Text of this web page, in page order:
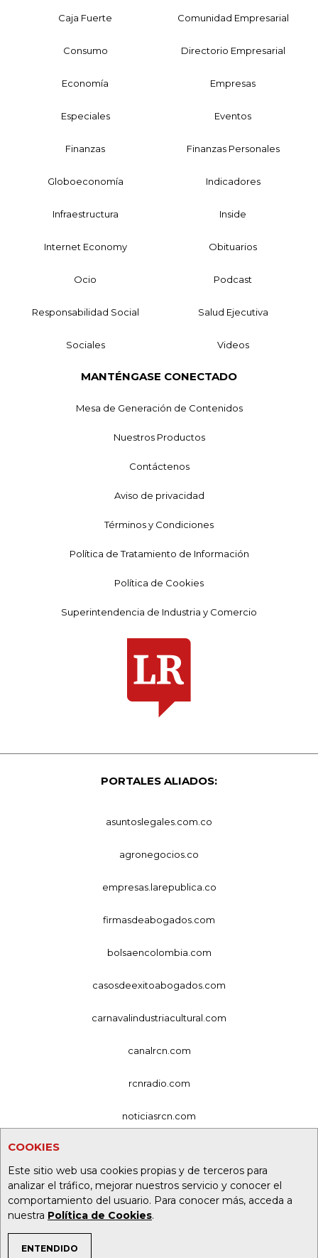
COOKIES
Este sitio web usa cookies propias y de terceros para
analizar el tráfico, mejorar nuestros servicio y conocer el
comportamiento del usuario. Para conocer más, acceda a
nuestra Política de Cookies.
ENTENDIDO
Caja Fuerte Comunidad Empresarial
Consumo Directorio Empresarial
Economía Empresas
Especiales Eventos
Finanzas Finanzas Personales
Globoeconomía Indicadores
Infraestructura Inside
Internet Economy Obituarios
Ocio Podcast
Responsabilidad Social Salud Ejecutiva
Sociales Videos
MANTÉNGASE CONECTADO
Mesa de Generación de Contenidos
Nuestros Productos
Contáctenos
Aviso de privacidad
Términos y Condiciones
Política de Tratamiento de Información
Política de Cookies
Superintendencia de Industria y Comercio
PORTALES ALIADOS:
asuntoslegales.com.co
agronegocios.co
empresas.larepublica.co
firmasdeabogados.com
bolsaencolombia.com
casosdeexitoabogados.com
carnavalindustriacultural.com
canalrcn.com
rcnradio.com
noticiasrcn.com
alerta.com.co
deportesrcn.com
Organización Ardila Lülle - oal.com.co